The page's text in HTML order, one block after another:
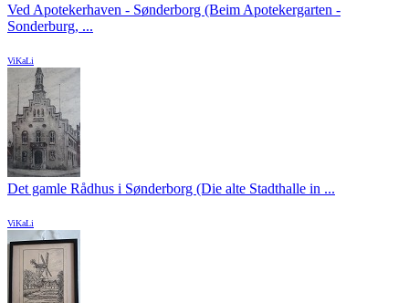
Ved Apotekerhaven - Sønderborg (Beim Apotekergarten -
Sonderburg, ...
ViKaLi
Det gamle Rådhus i Sønderborg (Die alte Stadthalle in ...
ViKaLi